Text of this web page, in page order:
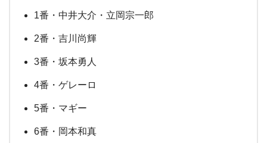
1番・中井大介・立岡宗一郎
2番・吉川尚輝
3番・坂本勇人
4番・ゲレーロ
5番・マギー
6番・岡本和真